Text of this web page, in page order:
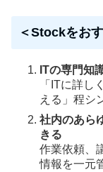
＜Stockをお
ITの専門知
「ITに詳し
える」程シ
社内のあら
きる
作業依頼、
情報を一元